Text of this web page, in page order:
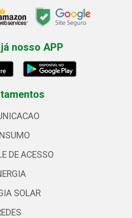
nosso APP
DE ACESSO
SOLAR